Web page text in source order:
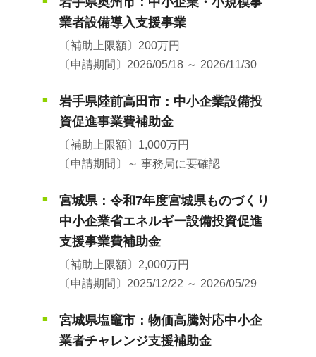
業者設備導入支援事業
〔補助上限額〕200万円
〔申請期間〕2026/05/18 ～ 2026/11/30
■
岩手県陸前高田市：中小企業設備投
資促進事業費補助金
〔補助上限額〕1,000万円
〔申請期間〕～ 事務局に要確認
■
宮城県：令和7年度宮城県ものづくり
中小企業省エネルギー設備投資促進
支援事業費補助金
〔補助上限額〕2,000万円
〔申請期間〕2025/12/22 ～ 2026/05/29
■
宮城県塩竈市：物価高騰対応中小企
業者チャレンジ支援補助金